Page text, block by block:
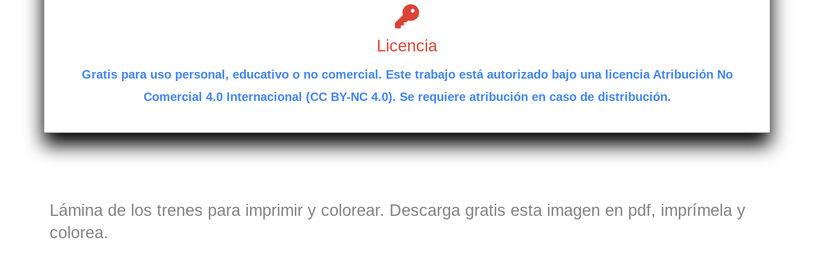
Licencia
Gratis para uso personal, educativo o no comercial. Este trabajo está autorizado bajo una licencia Atribución No
Comercial 4.0 Internacional (CC BY-NC 4.0). Se requiere atribución en caso de distribución.
Lámina de los trenes para imprimir y colorear. Descarga gratis esta imagen en pdf, imprímela y
colorea.